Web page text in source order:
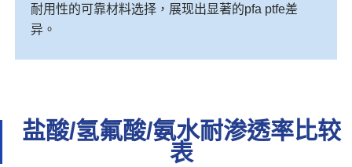
耐用性的可靠材料选择，展现出显著的pfa ptfe差
异。
盐酸/氢氟酸/氨水耐渗透率比较
表